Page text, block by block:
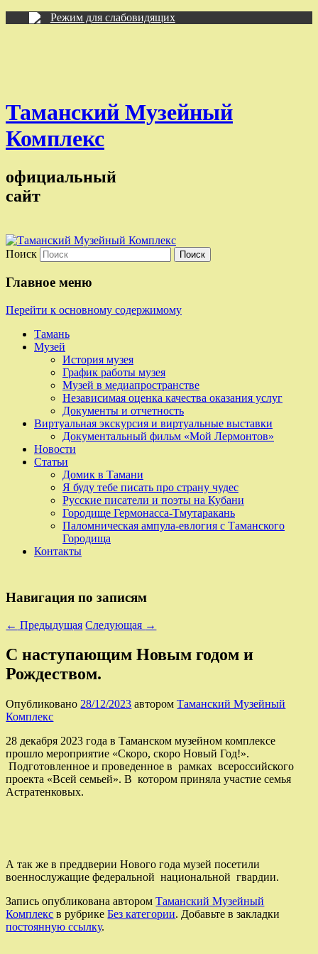
Режим для слабовидящих
Таманский Музейный
Комплекс
официальный
сайт
Поиск
Главное меню
Перейти к основному содержимому
Тамань
Музей
История музея
График работы музея
Музей в медиапространстве
Независимая оценка качества оказания услуг
Документы и отчетность
Виртуальная экскурсия и виртуальные выставки
Документальный фильм «Мой Лермонтов»
Новости
Статьи
Домик в Тамани
Я буду тебе писать про страну чудес
Русские писатели и поэты на Кубани
Городище Гермонасса-Тмутаракань
Паломническая ампула-евлогия с Таманского
Городища
Контакты
Навигация по записям
← Предыдущая Следующая →
С наступающим Новым годом и
Рождеством.
Опубликовано 28/12/2023 авторомТаманский Музейный
Комплекс
28 декабря 2023 года в Таманском музейном комплексе
прошло мероприятие «Скоро, скоро Новый Год!».
Подготовленное и проведенное в рамках всероссийского
проекта «Всей семьей». В котором приняла участие семья
Астратенковых.
А так же в преддверии Нового года музей посетили
военнослужащие федеральной национальной гвардии.
Запись опубликована авторомТаманский Музейный
Комплекс в рубрикеБез категории. Добавьте в закладки
постоянную ссылку.